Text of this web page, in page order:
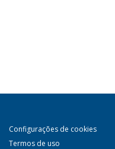
Configurações de cookies
Termos de uso